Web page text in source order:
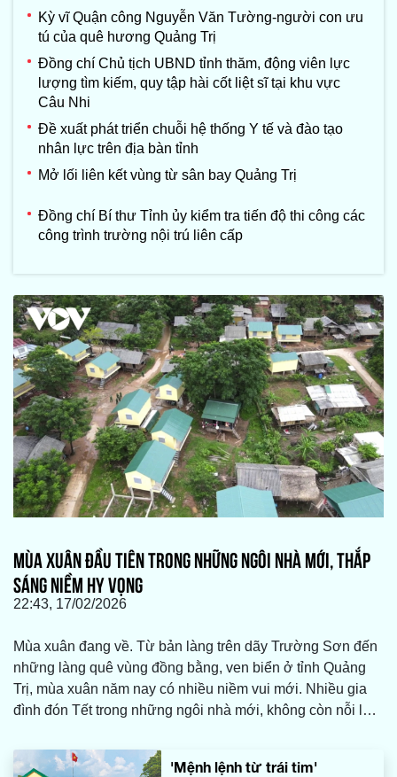
Kỳ vĩ Quận công Nguyễn Văn Tường-người con ưu
tú của quê hương Quảng Trị
Đồng chí Chủ tịch UBND tỉnh thăm, động viên lực
lượng tìm kiếm, quy tập hài cốt liệt sĩ tại khu vực
Câu Nhi
Đề xuất phát triển chuỗi hệ thống Y tế và đào tạo
nhân lực trên địa bàn tỉnh
Mở lối liên kết vùng từ sân bay Quảng Trị
Đồng chí Bí thư Tỉnh ủy kiểm tra tiến độ thi công các
công trình trường nội trú liên cấp
MÙA XUÂN ĐẦU TIÊN TRONG NHỮNG NGÔI NHÀ MỚI, THẮP
SÁNG NIỀM HY VỌNG
22:43, 17/02/2026
Mùa xuân đang về. Từ bản làng trên dãy Trường Sơn đến
những làng quê vùng đồng bằng, ven biển ở tỉnh Quảng
Trị, mùa xuân năm nay có nhiều niềm vui mới. Nhiều gia
đình đón Tết trong những ngôi nhà mới, không còn nỗi lo
sắc, báo hiệu một mùa xuân ấm.
'Mệnh lệnh từ trái tim'